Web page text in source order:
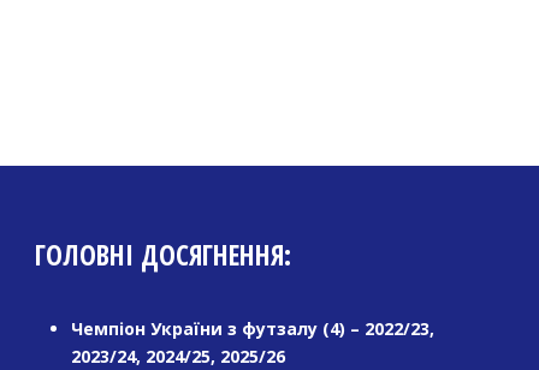
ГОЛОВНІ ДОСЯГНЕННЯ:
Чемпіон України з футзалу (4) – 2022/23,
2023/24, 2024/25, 2025/26